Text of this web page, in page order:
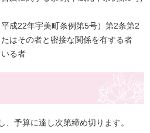
成22年宇美町条例第5号）第2条第2
はその者と密接な関係を有する者
る者
予算に達し次第締め切ります。